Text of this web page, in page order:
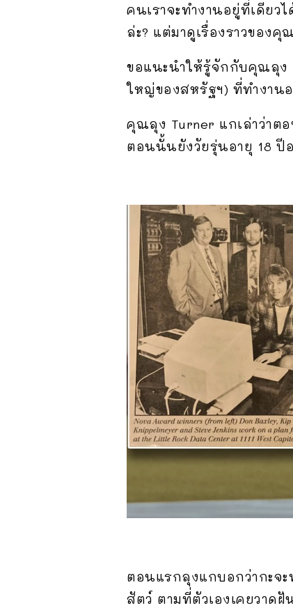
คนเราจะทำงานอยู่ที่เดีย
ล่ะ? แต่มาดูเรื่องราวของ
ขอแนะนำให้รู้จักกับคุณลุง
ใหญ่ของสหรัฐฯ) ที่ทำงาน
คุณลุง Turner แกเล่าว่าต
ตอนนั้นยังวัยรุ่นอายุ 18 ปี
ตอนแรกลุงแกบอกว่ากะจ
สัตว์ ตามที่ตัวเองเคยวาดฝั